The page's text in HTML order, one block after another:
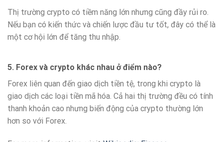
Thị trường crypto có tiềm năng lớn nhưng cũng đầy rủi ro.
Nếu bạn có kiến thức và chiến lược đầu tư tốt, đây có thể là
một cơ hội lớn để tăng thu nhập.
5. Forex và crypto khác nhau ở điểm nào?
Forex liên quan đến giao dịch tiền tệ, trong khi crypto là
giao dịch các loại tiền mã hóa. Cả hai thị trường đều có tính
thanh khoản cao nhưng biến động của crypto thường lớn
hơn so với Forex.